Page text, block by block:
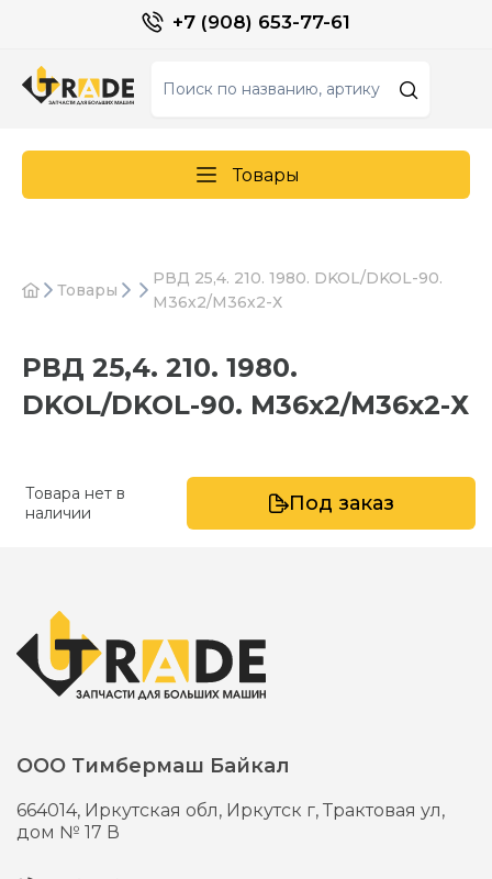
+7 (908) 653-77-61
Товары
Товары
РВД 25,4. 210. 1980. DKOL/DKOL-90.
М36х2/М36х2-Х
РВД 25,4. 210. 1980.
DKOL/DKOL-90. М36х2/М36х2-Х
Товара нет в
наличии
Под заказ
ООО Тимбермаш Байкал
664014, Иркутская обл, Иркутск г,Трактовая ул,
дом № 17 В